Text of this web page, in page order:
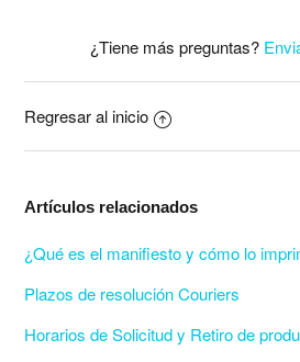
¿Tiene más preguntas?
Regresar al inicio
Artículos relacionados
¿Qué es el manifiesto y cómo lo
Plazos de resolución Couriers
Horarios de Solicitud y Retiro de